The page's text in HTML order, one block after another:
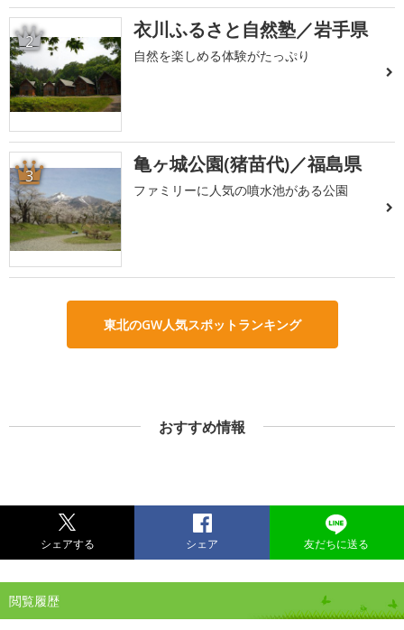
2 衣川ふるさと自然塾／岩手県
自然を楽しめる体験がたっぷり
3 亀ヶ城公園(猪苗代)／福島県
ファミリーに人気の噴水池がある公園
東北のGW人気スポットランキング
おすすめ情報
シェアする シェア 友だちに送る
閲覧履歴